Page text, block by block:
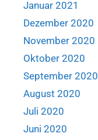
Januar 2021
Dezember 2020
November 2020
Oktober 2020
September 2020
August 2020
Juli 2020
Juni 2020